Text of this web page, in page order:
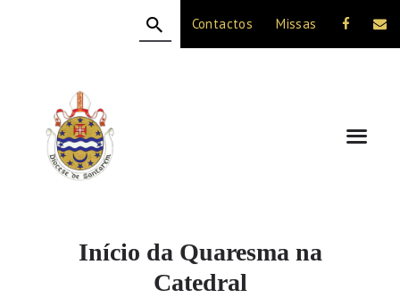
Contactos Missas
Início da Quaresma na
Catedral
A DIOCESE
CELEBRAÇÃO
VIDA CRISTÃ
NOTÍCIAS